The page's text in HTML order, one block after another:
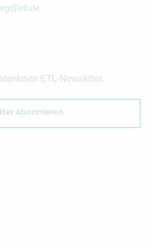
ETL-Newsletter.
abonnieren